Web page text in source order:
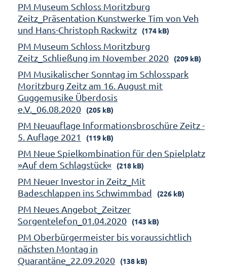
PM Museum Schloss Moritzburg
Zeitz_Präsentation Kunstwerke Tim von Veh
und Hans-Christoph Rackwitz
(174 kB)
PM Museum Schloss Moritzburg
Zeitz_Schließung im November 2020
(209 kB)
PM Musikalischer Sonntag im Schlosspark
Moritzburg Zeitz am 16. August mit
Guggemusike Überdosis
e.V._06.08.2020
(205 kB)
PM Neuauflage Informationsbroschüre Zeitz -
5. Auflage 2021
(119 kB)
PM Neue Spielkombination für den Spielplatz
»Auf dem Schlagstück«
(218 kB)
PM Neuer Investor in Zeitz_Mit
Badeschlappen ins Schwimmbad
(226 kB)
PM Neues Angebot_Zeitzer
Sorgentelefon_01.04.2020
(143 kB)
PM Oberbürgermeister bis voraussichtlich
nächsten Montag in
Quarantäne_22.09.2020
(138 kB)